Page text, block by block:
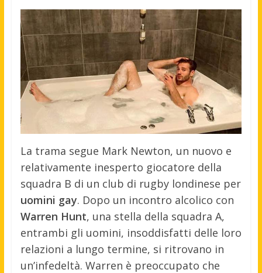
La trama segue Mark Newton, un nuovo e
relativamente inesperto giocatore della
squadra B di un club di rugby londinese per
uomini gay. Dopo un incontro alcolico con
Warren Hunt, una stella della squadra A,
entrambi gli uomini, insoddisfatti delle loro
relazioni a lungo termine, si ritrovano in
un’infedeltà. Warren è preoccupato che